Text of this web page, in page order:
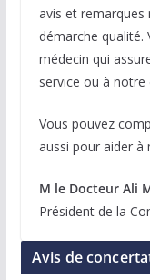
avis et remarques
démarche qualité.
médecin qui
service ou à notre
Vous pouvez
aussi pour aider à
M le Docteur Ali
Président de la
Avis de